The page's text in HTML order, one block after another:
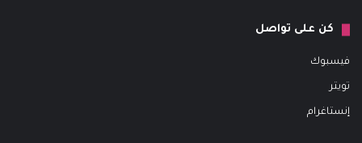
كن على تواصل
فيسبوك
تويتر
إنستاغرام